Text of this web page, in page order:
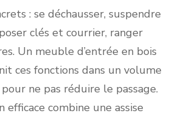
: se déchausser, suspendre
clés et courrier, ranger
Un meuble d’entrée en bois
ces fonctions dans un volume
ne pas réduire le passage.
efficace combine une assise